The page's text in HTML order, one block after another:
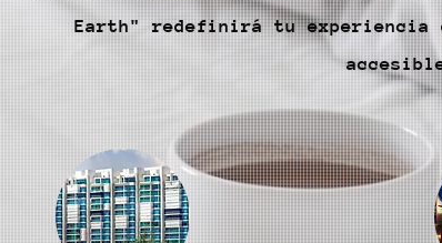
Earth" redefinirá tu experiencia